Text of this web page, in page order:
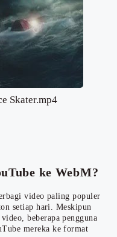
Skater.mp4
ke WebM?
video paling populer
setiap hari. Meskipun
beberapa pengguna
mereka ke format